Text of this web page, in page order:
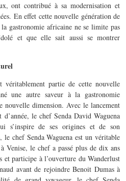
ont contribué à sa modernisation et
En effet cette nouvelle génération de
gastronomie africaine ne se limite pas
et que elle sait aussi se montrer
partie de cette nouvelle
une autre saveur à la gastronomie
nouvelle dimension. Avec le lancement
le chef Senda David Waguena
s’inspire de ses origines et de son
chef Senda Waguena est un véritable
Venise, le chef a passé plus de dix ans
participe à l’ouverture du Wanderlust
avant de rejoindre Benoit Dumas à